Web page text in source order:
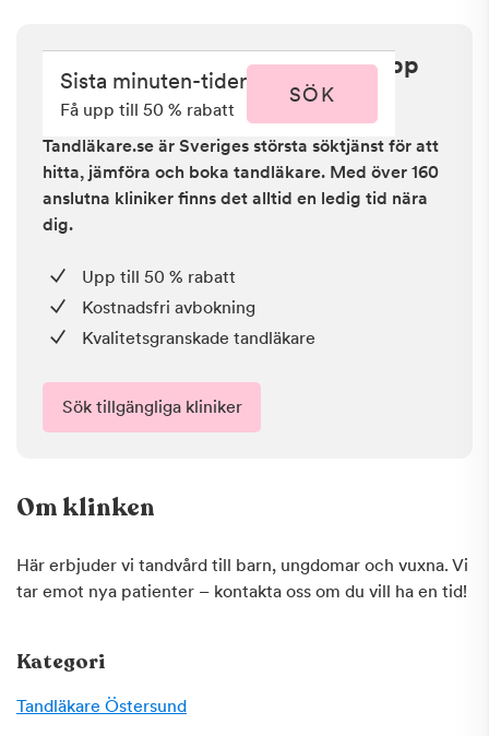
Sista minuten i Östersund - få upp
till 50 % rabatt
Tandläkare.se är Sveriges största söktjänst för att
hitta, jämföra och boka tandläkare. Med över 160
anslutna kliniker finns det alltid en ledig tid nära
dig.
Upp till 50 % rabatt
Kostnadsfri avbokning
Kvalitetsgranskade tandläkare
Sök tillgängliga kliniker
Sista minuten-tider
Få upp till 50 % rabatt
SÖK
Om klinken
Här erbjuder vi tandvård till barn, ungdomar och vuxna. Vi
tar emot nya patienter – kontakta oss om du vill ha en tid!
Kategori
Tandläkare Östersund